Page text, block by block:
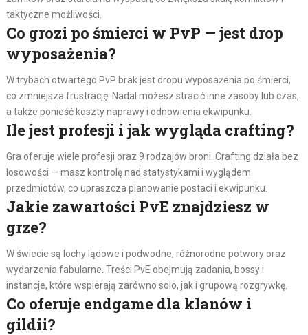
taktyczne możliwości.
Co grozi po śmierci w PvP — jest drop
wyposażenia?
W trybach otwartego PvP brak jest dropu wyposażenia po śmierci,
co zmniejsza frustrację. Nadal możesz stracić inne zasoby lub czas,
a także ponieść koszty naprawy i odnowienia ekwipunku.
Ile jest profesji i jak wygląda crafting?
Gra oferuje wiele profesji oraz 9 rodzajów broni. Crafting działa bez
losowości — masz kontrolę nad statystykami i wyglądem
przedmiotów, co upraszcza planowanie postaci i ekwipunku.
Jakie zawartości PvE znajdziesz w
grze?
W świecie są lochy lądowe i podwodne, różnorodne potwory oraz
wydarzenia fabularne. Treści PvE obejmują zadania, bossy i
instancje, które wspierają zarówno solo, jak i grupową rozgrywkę.
Co oferuje endgame dla klanów i
gildii?